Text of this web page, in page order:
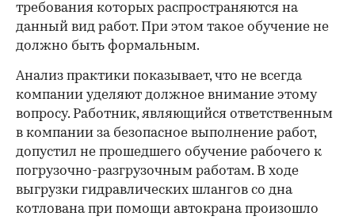
требования которых распространяются на
данный вид работ. При этом такое обучение не
должно быть формальным.
Анализ практики показывает, что не всегда
компании уделяют должное внимание этому
вопросу. Работник, являющийся ответственным
в компании за безопасное выполнение работ,
допустил не прошедшего обучение рабочего к
погрузочно-разгрузочным работам. В ходе
выгрузки гидравлических шлангов со дна
котлована при помощи автокрана произошло